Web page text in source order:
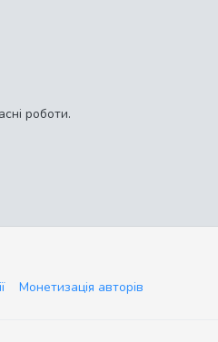
роботи.
Монетизація авторів